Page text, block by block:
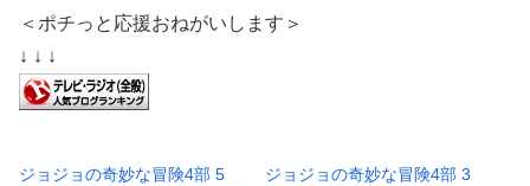
＜ポチっと応援おねがいします＞
↓ ↓ ↓
ジョジョの奇妙な冒険4部 5
ジョジョの奇妙な冒険4部 3